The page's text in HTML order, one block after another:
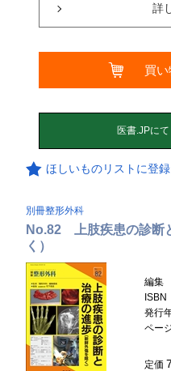
詳
買
ほしいものリストに登録
別冊整形外科
No.82 上肢疾患の診断
く）
編集
ISBN
発行
ペー
定価